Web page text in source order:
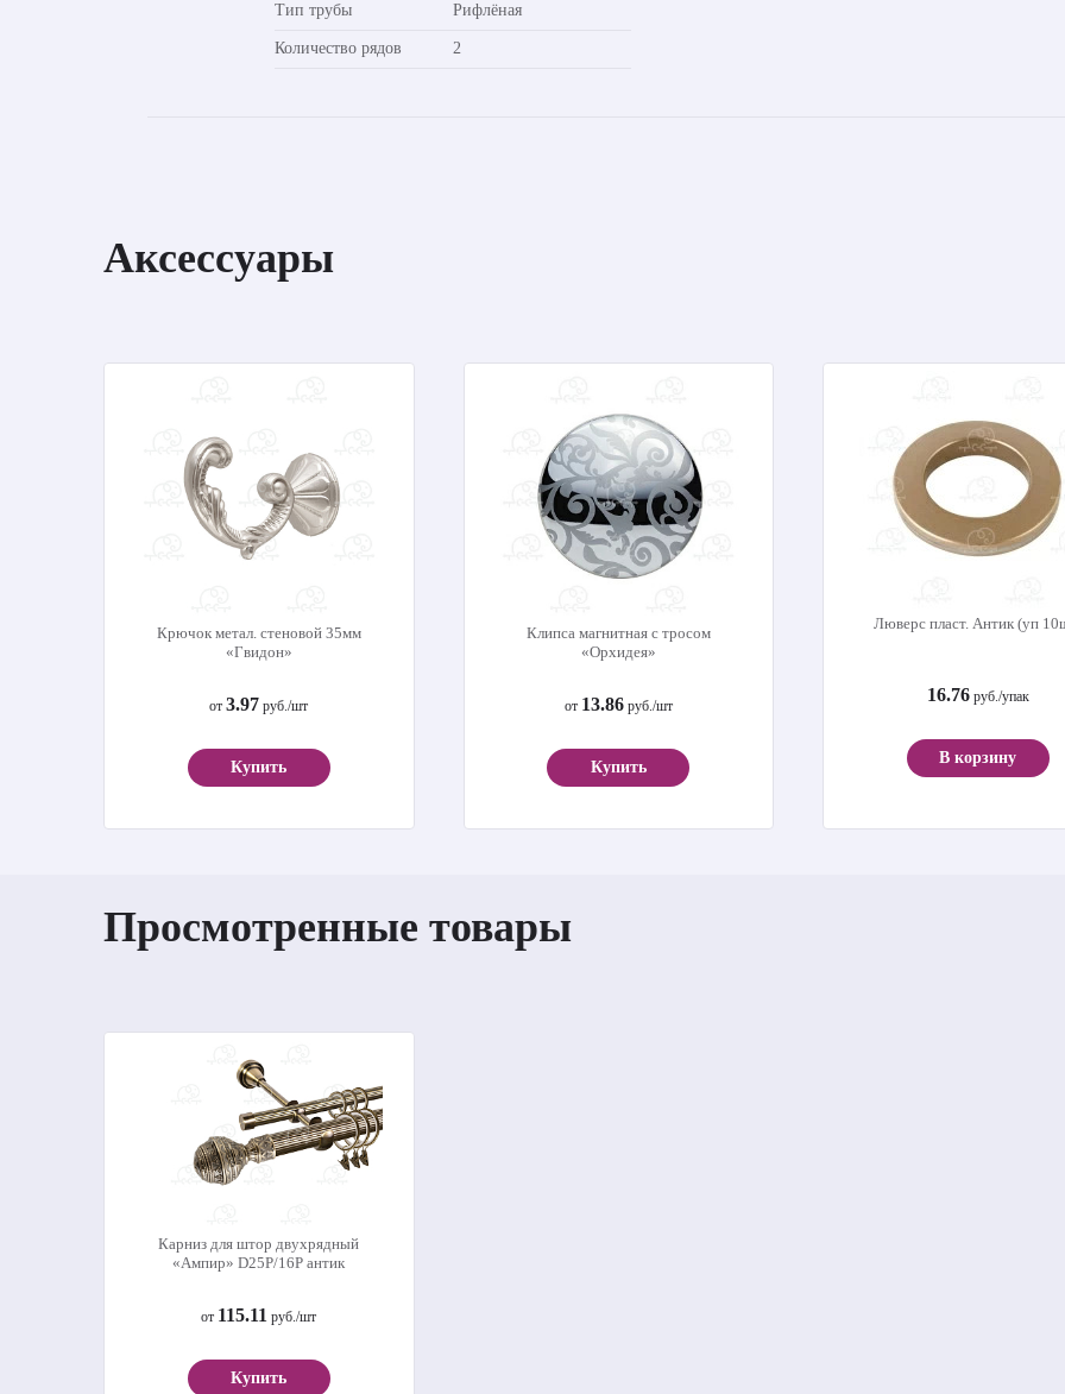
Тип трубы Рифлёная
Количество рядов 2
Аксессуары
Крючок метал. стеновой 35мм
«Гвидон»
от3.97 руб./шт
Купить
Клипса магнитная с тросом
«Орхидея»
от 13.86руб./шт
Купить
Люверс пласт. Антик (уп
16.76руб./упак
В корзину
Просмотренные товары
Карниз для штор двухрядный
«Ампир» D25Р/16Р антик
от 115.11 руб./шт
Купить